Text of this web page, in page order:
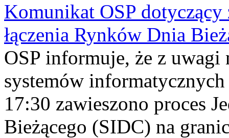
Komunikat OSP dotyczący
łączenia Rynków Dnia
OSP informuje, że z uwagi
systemów
17:30 zawieszono proces
Bieżącego (SIDC) na